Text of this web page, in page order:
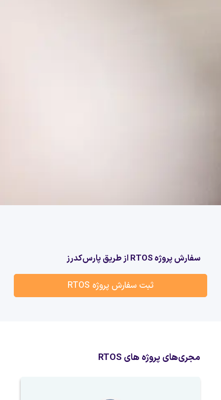
سفارش پروژه RTOS از طریق پارس‌کدرز
ثبت سفارش پروژه RTOS
مجری‌های پروژه های RTOS